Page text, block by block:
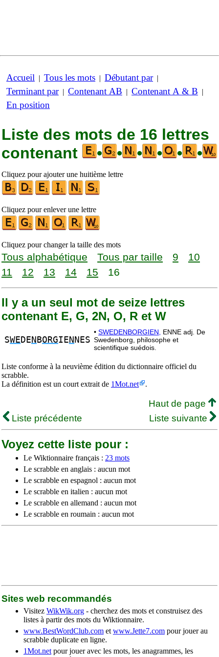
Accueil | Tous les mots | Débutant par|
Terminant par| Contenant AB | Contenant A & B |
En position
Liste des mots de 16 lettres
contenant
• • • • • •
Cliquez pour ajouter une huitième lettre
Cliquez pour enlever une lettre
Cliquez pour changer la taille des mots
Tous alphabétique Tous par taille 9
10
11
12 13 14 15 16
Il y a un seul mot de seize lettres
contenant E, G, 2N, O, R et W
SWE DE N BORGIE N NES
• SWEDENBORGIEN,
ENNE adj. De
Swedenborg, philosophe et
scientifique suédois.
Liste conforme à la neuvième édition du dictionnaire officiel du
scrabble.
La définition est un court extrait de 1Mot.net .
Haut de page
Liste précédente
Liste suivante
Voyez cette liste pour :
Le Wiktionnaire français : 23 mots
Le scrabble en anglais : aucun mot
Le scrabble en espagnol : aucun mot
Le scrabble en italien : aucun mot
Le scrabble en allemand : aucun mot
Le scrabble en roumain : aucun mot
Sites web recommandés
Visitez WikWik.org - cherchez des mots et construisez des
listes à partir des mots du Wiktionnaire.
www.BestWordClub.com et www.Jette7.com pour jouer au
scrabble duplicate en ligne.
1Mot.net pour jouer avec les mots, les anagrammes, les